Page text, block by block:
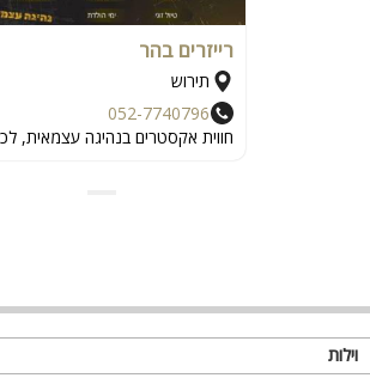
רייזרים בהר
תירוש
052-7740796
חווית אקסטרים בנהיגה עצמאית,
וילות